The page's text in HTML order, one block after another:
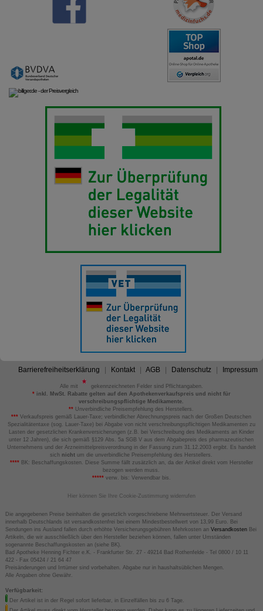
Barrierefreiheitserklärung Kontakt AGB Datenschutz Impressum
Alle mit
gekennzeichneten Felder sind Pflichtangaben.
*inkl. MwSt. Rabatte gelten auf den Apothekenverkaufspreis und nicht für
verschreibungspflichtige Medikamente.
** Unverbindliche Preisempfehlung des Herstellers.
*** Verkaufspreis gemäß Lauer-Taxe; verbindlicher Abrechnungspreis nach der Großen Deutschen
Spezialitätentaxe (sog. Lauer-Taxe) bei Abgabe von nicht verschreibungspflichtigen Medikamenten zu
Lasten der gesetzlichen Krankenversicherungen (z.B. bei Verschreibung des Medikaments an Kinder
unter 12 Jahren), die sich gemäß §129 Abs. 5a SGB V aus dem Abgabepreis des pharmazeutischen
Unternehmens und der Arzneimittelpreisverordnung in der Fassung zum 31.12.2003 ergibt. Es handelt
sich nicht um die unverbindliche Preisempfehlung des Herstellers.
****BK: Beschaffungskosten. Diese Summe fällt zusätzlich an, da der Artikel direkt vom Hersteller
bezogen werden muss.
*****verw. bis: Verwendbar bis.
Hier können Sie Ihre Cookie-Zustimmung widerrufen
Die angegebenen Preise beinhalten die gesetzlich vorgeschriebene Mehrwertsteuer. Der Versand
innerhalb Deutschlands ist versandkostenfrei bei einem Mindestbestellwert von 13,99 Euro. Bei
Sendungen ins Ausland fallen durch erhöhte Versicherungsgebühren Mehrkosten an VersandkostenBei
Artikeln, die wir ausschließlich über den Hersteller beziehen können, fallen unter Umständen
sogenannte Beschaffungskosten an (siehe BK).
Bad Apotheke Henning Fichter e.K. - Frankfurter Str. 27 - 49214 Bad Rothenfelde - Tel 0800 / 10 11
422 - Fax 05424 / 21 64 47
Preisänderungen und Irrtümer sind vorbehalten. Abgabe nur in haushaltsüblichen Mengen.
Alle Angaben ohne Gewähr.
Verfügbarkeit:
Der Artikel ist in der Regel sofort lieferbar, in Einzelfällen bis zu 6 Tage.